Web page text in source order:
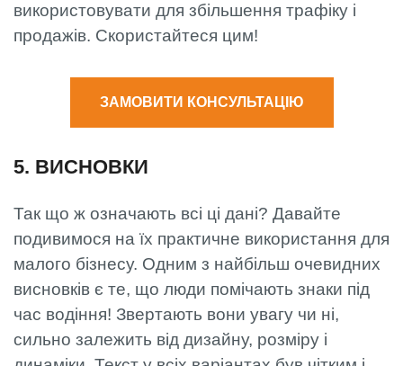
використовувати для збільшення трафіку і
продажів. Скористайтеся цим!
ЗАМОВИТИ КОНСУЛЬТАЦІЮ
5. ВИСНОВКИ
Так що ж означають всі ці дані? Давайте
подивимося на їх практичне використання для
малого бізнесу. Одним з найбільш очевидних
висновків є те, що люди помічають знаки під
час водіння! Звертають вони увагу чи ні,
сильно залежить від дизайну, розміру і